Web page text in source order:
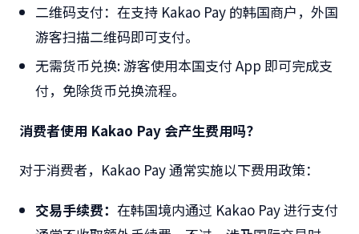
二维码支付：在支持 Kakao Pay 的韩国商户，外国
游客扫描二维码即可支付。
无需货币兑换:游客使用本国支付App 即可完成支
付，免除货币兑换流程。
消费者使用 Kakao Pay 会产生费用吗？
对于消费者， Kakao Pay通常实施以下费用政策：
交易手续费：在韩国境内通过 Kakao Pay进行支付